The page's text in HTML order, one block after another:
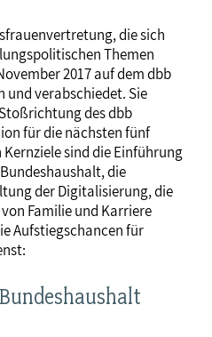
die sich
Themen
2017 auf dem dbb
und verabschiedet. Sie
des dbb
für die nächsten fünf
sind die Einführung
die
der Digitalisierung, die
Familie und Karriere
Aufstiegschancen für